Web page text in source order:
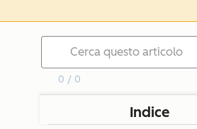
0 / 0
Indice